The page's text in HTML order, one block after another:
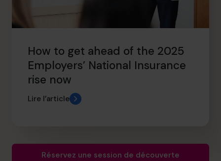
How to get ahead of the 2025
Employers’ National Insurance
rise now
Lire l’article
Réservez une session de découverte